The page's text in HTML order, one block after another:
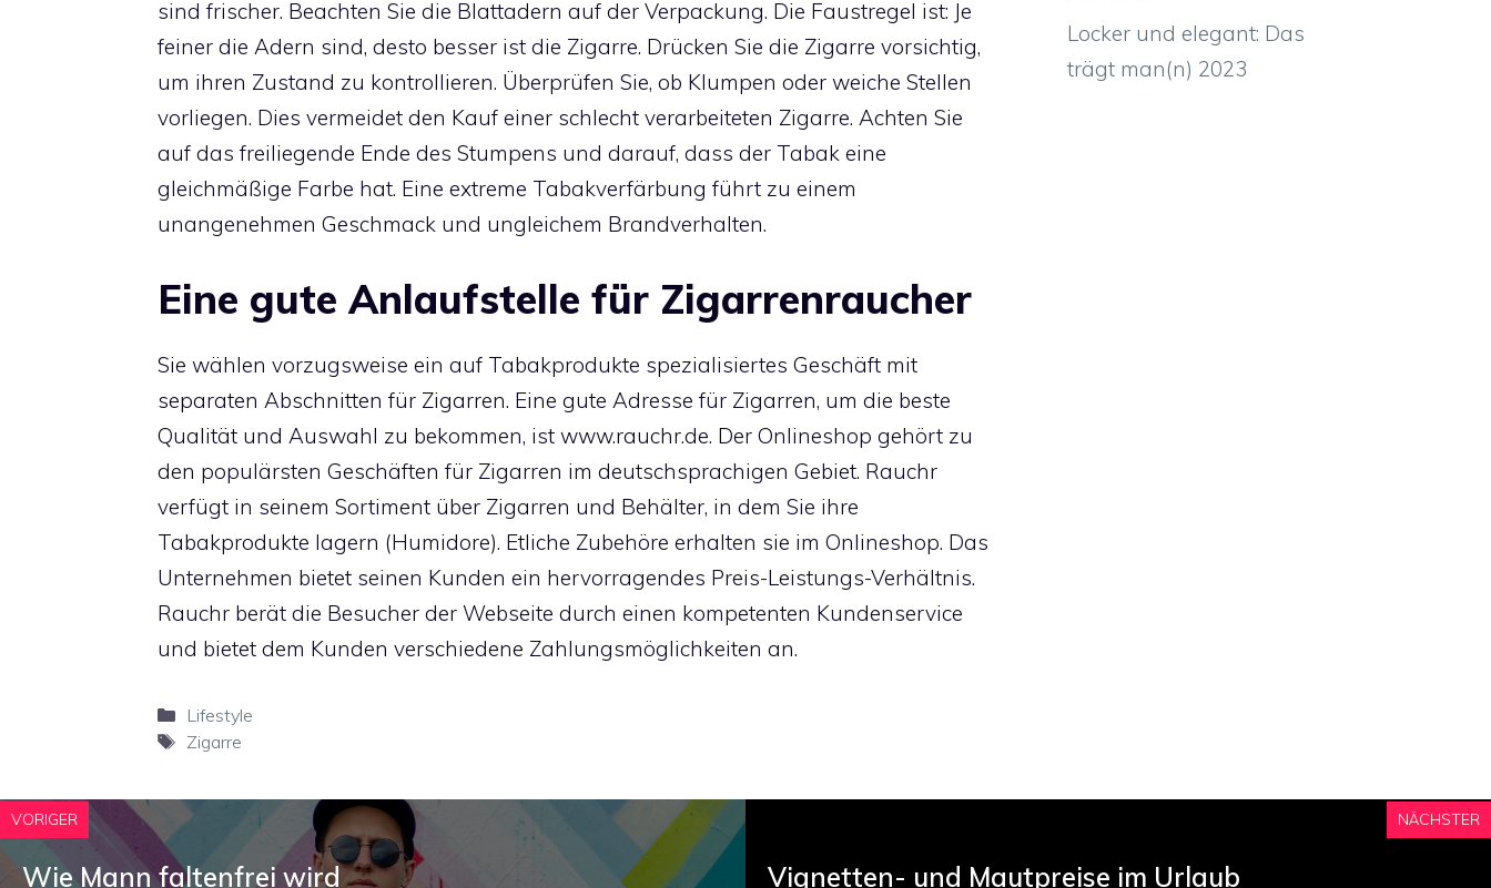
sind frischer. Beachten Sie die Blattadern auf der Verpackung. Die Faustregel ist: Je
feiner die Adern sind, desto besser ist die Zigarre. Drücken Sie die Zigarre vorsichtig,
um ihren Zustand zu kontrollieren. Überprüfen Sie, ob Klumpen oder weiche Stellen
vorliegen. Dies vermeidet den Kauf einer schlecht verarbeiteten Zigarre. Achten Sie
auf das freiliegende Ende des Stumpens und darauf, dass der Tabak eine
gleichmäßige Farbe hat. Eine extreme Tabakverfärbung führt zu einem
unangenehmen Geschmack und ungleichem Brandverhalten.
Eine gute Anlaufstelle für Zigarrenraucher
Sie wählen vorzugsweise ein auf Tabakprodukte spezialisiertes Geschäft mit
separaten Abschnitten für Zigarren. Eine gute Adresse für Zigarren, um die beste
Qualität und Auswahl zu bekommen, ist www.rauchr.de. Der Onlineshop gehört zu
den populärsten Geschäften für Zigarren im deutschsprachigen Gebiet. Rauchr
verfügt in seinem Sortiment über Zigarren und Behälter, in dem Sie ihre
Tabakprodukte lagern (Humidore). Etliche Zubehöre erhalten sie im Onlineshop. Das
Unternehmen bietet seinen Kunden ein hervorragendes Preis-Leistungs-Verhältnis.
Rauchr berät die Besucher der Webseite durch einen kompetenten Kundenservice
und bietet dem Kunden verschiedene Zahlungsmöglichkeiten an.
Kategorien
Lifestyle
Schlagwörter
Zigarre
Locker und elegant: Das
trägt man(n) 2023
VORIGER
Wie Mann faltenfrei wird
NÄCHSTER
Vignetten- und Mautpreise im Urlaub